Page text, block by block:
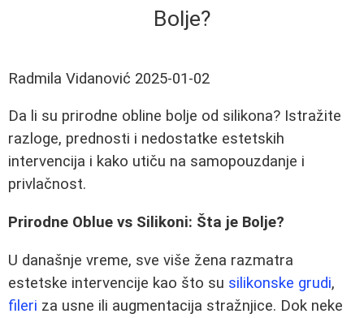
Bolje?
Radmila Vidanović 2025-01-02
Da li su prirodne obline bolje od silikona? Istražite
razloge, prednosti i nedostatke estetskih
intervencija i kako utiču na samopouzdanje i
privlačnost.
Prirodne Oblue vs Silikoni: Šta je Bolje?
U današnje vreme, sve više žena razmatra
estetske intervencije kao što su silikonske grudi,
fileri za usne ili augmentacija stražnjice. Dok neke